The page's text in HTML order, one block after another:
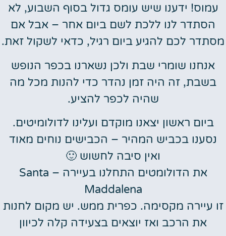
עמוס! ידענו שיש עומס גדול בסוף השבוע, לא
הסתדר לנו ללכת לשם ביום אחר – אבל אם
מסתדר לכם להגיע ביום רגיל, כדאי לשקול זאת.
אנחנו שומרי שבת ולכן נשארנו בכפר הנופש
בשבת, זה היה זמן נהדר כדי להנות מכל מה
שהיה לכפר להציע.
ביום ראשון יצאנו מוקדם ועלינו לדולומיטים.
נסענו בכביש המהיר – הכבישים נוחים מאוד
ואין סיבה לחשוש 🙂
את הדולומטים התחלנו בעיירה – Santa
Maddalena
זו עיירה מקסימה. כפרית ממש. יש מקום לחנות
את הרכב ואז יוצאים בצעידה קלה לכיוון